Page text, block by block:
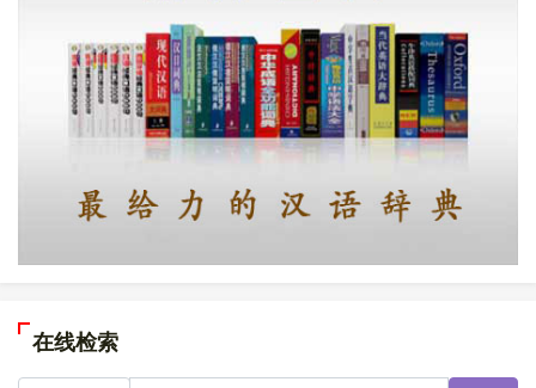
在线检索